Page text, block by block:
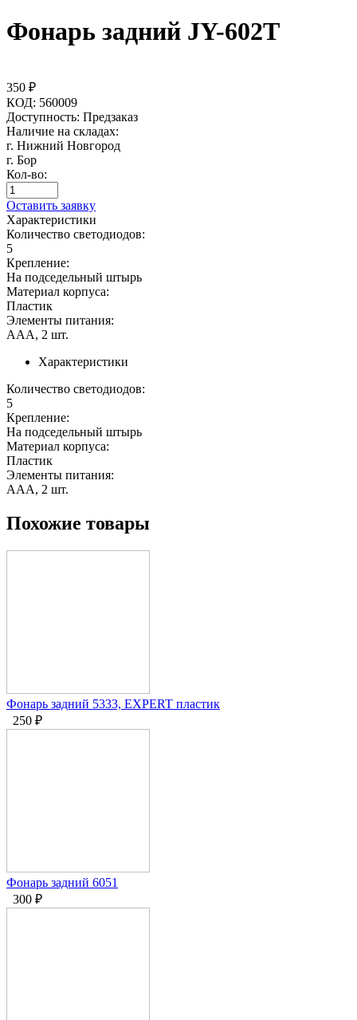
Фонарь задний JY-602Т
350 ₽
КОД: 560009
Доступность: Предзаказ
Наличие на складах:
г. Нижний Новгород
г. Бор
Кол-во:
Оставить заявку
Характеристики
Количество светодиодов:
5
Крепление:
На подседельный штырь
Материал корпуса:
Пластик
Элементы питания:
ААА, 2 шт.
Характеристики
Количество светодиодов:
5
Крепление:
На подседельный штырь
Материал корпуса:
Пластик
Элементы питания:
ААА, 2 шт.
Похожие товары
Фонарь задний 5333, EXPERT пластик
250 ₽
Фонарь задний 6051
300 ₽